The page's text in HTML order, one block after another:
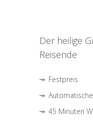
Der heilige
Reisende
Festpreis
45 Minuten